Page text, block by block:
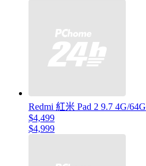
Redmi 紅米 Pad 2 9.7 4G/64G
$4,499
$4,999